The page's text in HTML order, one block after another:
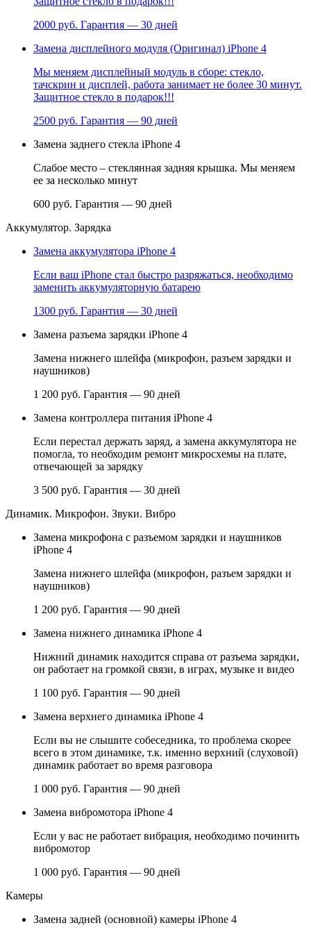
2000 руб. Гарантия — 30 дней
Замена дисплейного модуля (Оригинал) iPhone 4
Мы меняем дисплейный модуль в сборе: стекло,
тачскрин и дисплей, работа занимает не более 30 минут.
Защитное стекло в подарок!!!
2500 руб. Гарантия — 90 дней
Замена заднего стекла iPhone 4
Слабое место – стеклянная задняя крышка. Мы меняем
ее за несколько минут
600 руб. Гарантия — 90 дней
Аккумулятор. Зарядка
Замена аккумулятора iPhone 4
Если ваш iPhone стал быстро разряжаться, необходимо
заменить аккумуляторную батарею
1300 руб. Гарантия — 30 дней
Замена разъема зарядки iPhone 4
Замена нижнего шлейфа (микрофон, разъем зарядки и
наушников)
1 200 руб. Гарантия — 90 дней
Замена контроллера питания iPhone 4
Если перестал держать заряд, а замена аккумулятора не
помогла, то необходим ремонт микросхемы на плате,
отвечающей за зарядку
3 500 руб. Гарантия — 30 дней
Динамик. Микрофон. Звуки. Вибро
Замена микрофона с разъемом зарядки и наушников
iPhone 4
Замена нижнего шлейфа (микрофон, разъем зарядки и
наушников)
1 200 руб. Гарантия — 90 дней
Замена нижнего динамика iPhone 4
Нижний динамик находится справа от разъема зарядки,
он работает на громкой связи, в играх, музыке и видео
1 100 руб. Гарантия — 90 дней
Замена верхнего динамика iPhone 4
Если вы не слышите собеседника, то проблема скорее
всего в этом динамике, т.к. именно верхний (слуховой)
динамик работает во время разговора
1 000 руб. Гарантия — 90 дней
Замена вибромотора iPhone 4
Если у вас не работает вибрация, необходимо починить
вибромотор
1 000 руб. Гарантия — 90 дней
Камеры
Замена задней (основной) камеры iPhone 4